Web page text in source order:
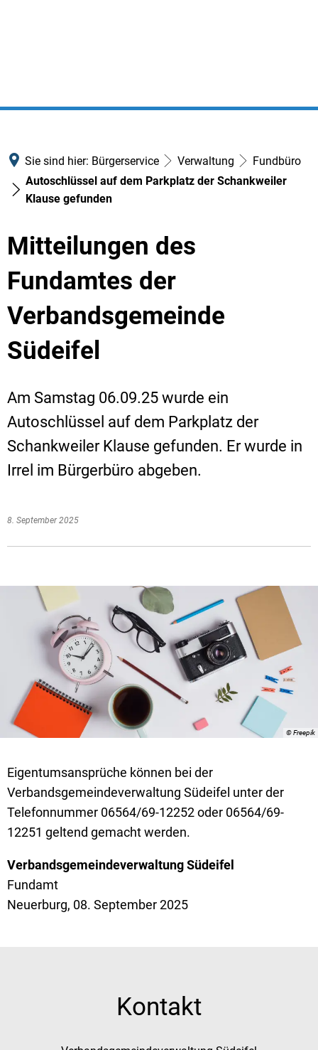
Sie sind hier: Bürgerservice Verwaltung
Fundbüro
Autoschlüssel auf dem Parkplatz der Schankweiler
Klause gefunden
Mitteilungen des
Fundamtes der
Verbandsgemeinde
Südeifel
Am Samstag 06.09.25 wurde ein
Autoschlüssel auf dem Parkplatz der
Schankweiler Klause gefunden. Er wurde in
Irrel im Bürgerbüro abgeben.
8. September 2025
© Freepik
Eigentumsansprüche können bei der
Verbandsgemeindeverwaltung Südeifel unter der
Telefonnummer 06564/69-12252 oder 06564/69-
12251 geltend gemacht werden.
Verbandsgemeindeverwaltung Südeifel
Fundamt
Neuerburg, 08. September 2025
Kontakt